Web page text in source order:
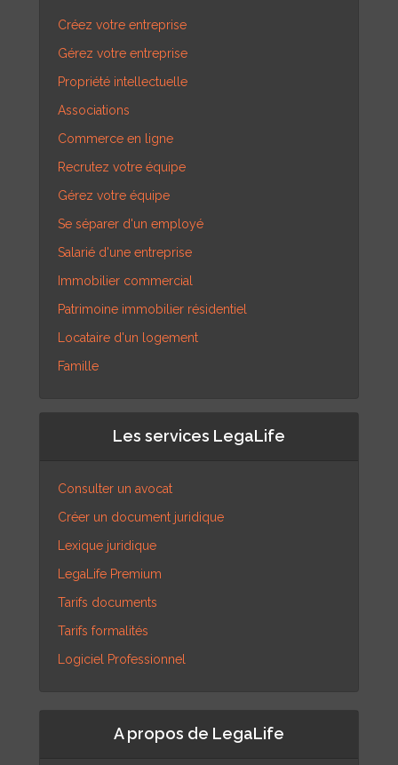
Créez votre entreprise
Gérez votre entreprise
Propriété intellectuelle
Associations
Commerce en ligne
Recrutez votre équipe
Gérez votre équipe
Se séparer d'un employé
Salarié d'une entreprise
Immobilier commercial
Patrimoine immobilier résidentiel
Locataire d'un logement
Famille
Les services LegaLife
Consulter un avocat
Créer un document juridique
Lexique juridique
LegaLife Premium
Tarifs documents
Tarifs formalités
Logiciel Professionnel
A propos de LegaLife